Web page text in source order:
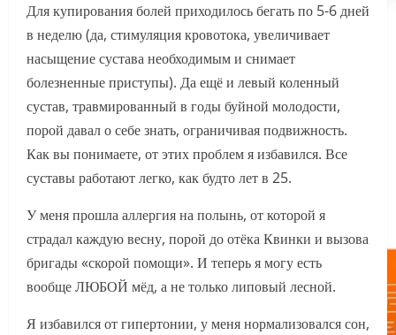
Для купирования болей приходилось бегать по 5-6 дней
в неделю (да, стимуляция кровотока, увеличивает
насыщение сустава необходимым и снимает
болезненные приступы). Да ещё и левый коленный
сустав, травмированный в годы буйной молодости,
порой давал о себе знать, ограничивая подвижность.
Как вы понимаете, от этих проблем я избавился. Все
суставы работают легко, как будто лет в 25.
У меня прошла аллергия на полынь, от которой я
страдал каждую весну, порой до отёка Квинки и вызова
бригады «‎скорой помощи»‎. И теперь я могу есть
вообще ЛЮБОЙ мёд, а не только липовый лесной.
Я избавился от гипертонии, у меня нормализовался сон,